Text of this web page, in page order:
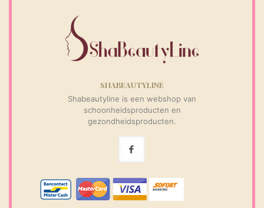
SHABEAUTYLINE
Shabeautyline is een webshop van
schoonheidsproducten en
gezondheidsproducten.